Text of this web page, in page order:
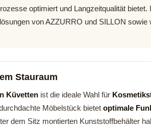
optimiert und Langzeitqualität bietet.
von AZZURRO und SILLON sowie
Stauraum
Küvetten ist die ideale Wahl für
Möbelstück bietet optimale
dem Sitz montierten Kunststoffbehälter